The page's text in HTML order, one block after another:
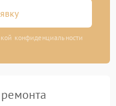
конфиденциальности